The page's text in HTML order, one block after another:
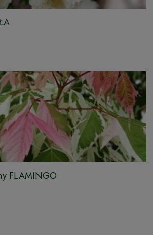
FLAMINGO